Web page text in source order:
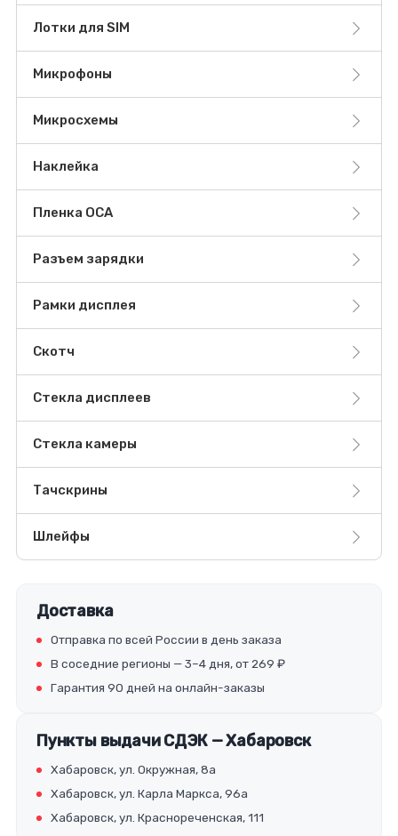
Лотки для SIM
Микрофоны
Микросхемы
Наклейка
Пленка OCA
Разъем зарядки
Рамки дисплея
Скотч
Стекла дисплеев
Стекла камеры
Тачскрины
Шлейфы
Доставка
Отправка по всей России в день заказа
В соседние регионы — 3–4 дня, от 269 ₽
Гарантия 90 дней на онлайн-заказы
Пункты выдачи СДЭК — Хабаровск
Хабаровск, ул. Окружная, 8а
Хабаровск, ул. Карла Маркса, 96а
Хабаровск, ул. Краснореченская, 111